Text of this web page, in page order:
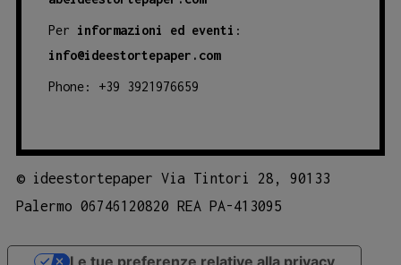
Per informazioni ed eventi :
info@ideestortepaper.com
Phone: +39 3921976659
© ideestortepaper Via Tintori 28, 90133
Palermo 06746120820 REA PA-413095